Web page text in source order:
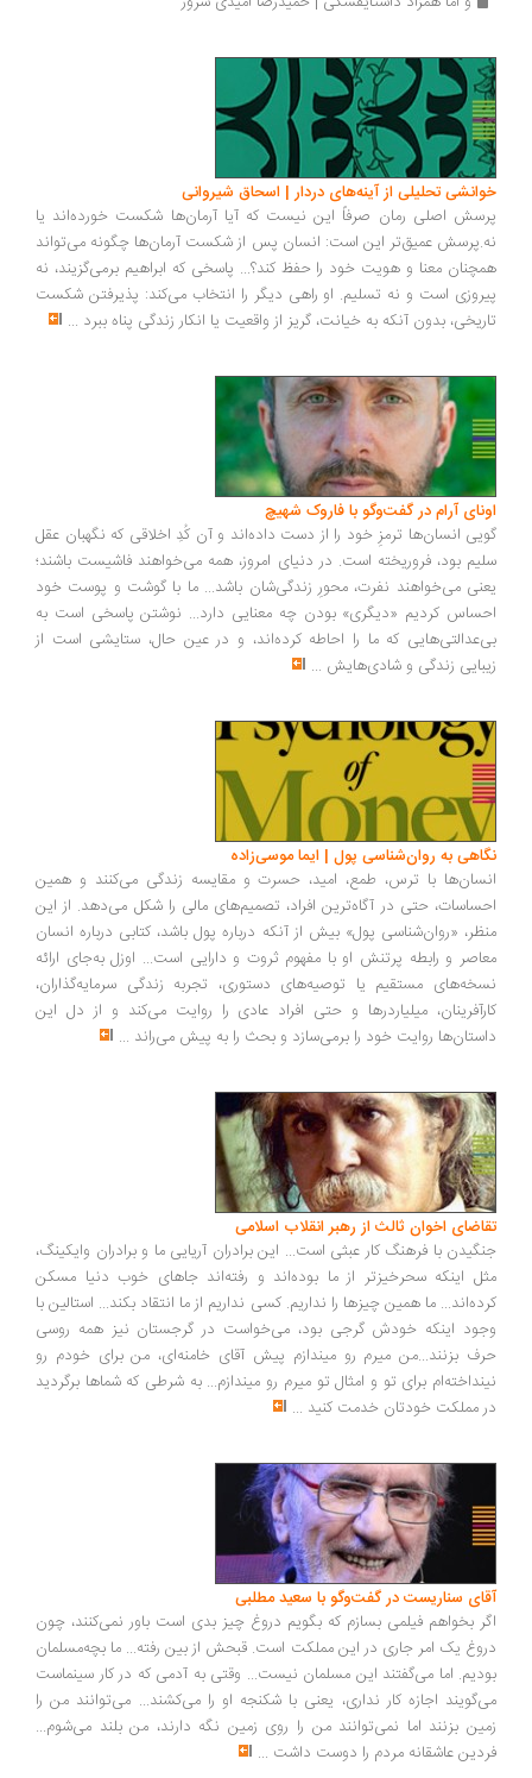
تحلیلی از آینه‌های دردار | اسحاق شیروانی
اصلی رمان صرفاً این نیست که آیا آرمان‌ها شکست خورده‌اند یا
عمیق‌تر این است: انسان پس از شکست آرمان‌ها چگونه می‌تواند
معنا و هویت خود را حفظ کند؟... پاسخی که ابراهیم برمی‌گزیند، نه
است و نه تسلیم. او راهی دیگر را انتخاب می‌کند: پذیرفتن شکست
بدون آنکه به خیانت، گریز از واقعیت یا انکار زندگی پناه ببرد...
آرام در گفت‌وگو با فاروک شهیچ‭
انسان‌ها ترمزِ خود را از دست داده‌اند و آن کُدِ اخلاقی که نگهبان عقل
بود، فروریخته است. در دنیای امروز، همه می‌خواهند فاشیست باشند؛
می‌خواهند نفرت، محورِ زندگی‌شان باشد... ما با گوشت و پوست خود
کردیم «دیگری» بودن چه معنایی دارد... نوشتن پاسخی است به
که ما را احاطه کرده‌اند، و در عین حال، ستایشی است از
زندگی و شادی‌هایش...
به روان‌شناسی پول | ایما موسی‌زاده
با ترس، طمع، امید، حسرت و مقایسه زندگی می‌کنند و همین
حتی در آگاه‌ترین افراد، تصمیم‌های مالی را شکل می‌دهد. از این
«روان‌شناسی پول» بیش از آنکه درباره پول باشد، کتابی درباره انسان
و رابطه پرتنش او با مفهوم ثروت و دارایی است... اوزل به‌جای ارائه
مستقیم یا توصیه‌های دستوری، تجربه زندگی سرمایه‌گذاران،
میلیاردرها و حتی افراد عادی را روایت می‌کند و از دل این
روایت خود را برمی‌سازد و بحث را به پیش می‌راند...
اخوان ثالث از رهبر انقلاب اسلامی
با فرهنگ کار عبثی است... این برادران آریایی ما و برادران وایکینگ،
اینکه سحرخیزتر از ما بوده‌اند و رفته‌اند جاهای خوب دنیا مسکن
ما همین چیزها را نداریم. کسی نداریم از ما انتقاد بکند... استالین با
اینکه خودش گرجی بود، می‌خواست در گرجستان نیز همه روسی
بزنند...من میرم رو میندازم پیش آقای خامنه‌ای، من برای خودم رو
برای تو و امثال تو میرم رو میندازم... به شرطی که شماها برگردید
مملکت خودتان خدمت کنید...
سناریست در گفت‌وگو با سعید مطلبی
بخواهم فیلمی بسازم که بگویم دروغ چیز بدی است باور نمی‌کنند، چون
یک امر جاری در این مملکت است. قبحش از بین رفته... ما بچه‌مسلمان
اما می‌گفتند این مسلمان نیست... وقتی به آدمی که در کار سینماست
اجازه کار نداری، یعنی با شکنجه او را می‌کشند... می‌توانند من را
بزنند اما نمی‌توانند من را روی زمین نگه دارند، من بلند می‌شوم...
عاشقانه مردم را دوست داشت ...